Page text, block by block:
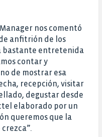
nos comentó
anfitrión de los
bastante entretenida
contar y
de mostrar esa
recepción, visitar
degustar desde
elaborado por un
queremos que la